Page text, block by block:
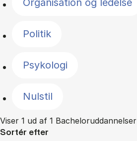
Organisation og ledelse
Politik
Psykologi
Nulstil
Viser 1 ud af 1 Bacheloruddannelser
Sortér efter